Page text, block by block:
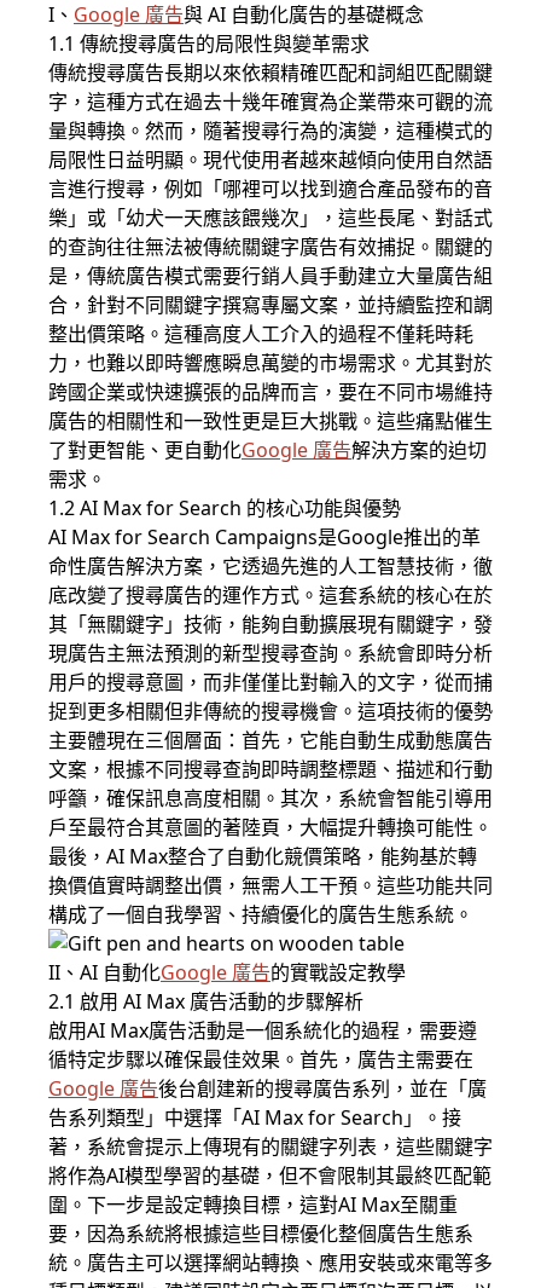
I、 Google 廣告與 AI 自動化廣告的基礎概念
1.1 傳統搜尋廣告的局限性與變革需求
傳統搜尋廣告長期以來依賴精確匹配和詞組匹配關鍵
字，這種方式在過去十幾年確實為企業帶來可觀的流
量與轉換。然而，隨著搜尋行為的演變，這種模式的
局限性日益明顯。現代使用者越來越傾向使用自然語
言進行搜尋，例如「哪裡可以找到適合產品發布的音
樂」或「幼犬一天應該餵幾次」，這些長尾、對話式
的查詢往往無法被傳統關鍵字廣告有效捕捉。關鍵的
是，傳統廣告模式需要行銷人員手動建立大量廣告組
合，針對不同關鍵字撰寫專屬文案，並持續監控和調
整出價策略。這種高度人工介入的過程不僅耗時耗
力，也難以即時響應瞬息萬變的市場需求。尤其對於
跨國企業或快速擴張的品牌而言，要在不同市場維持
廣告的相關性和一致性更是巨大挑戰。這些痛點催生
了對更智能、更自動化Google 廣告解決方案的迫切
需求。
1.2 AI Max for Search 的核心功能與優勢
AI Max for Search Campaigns是Google推出的革
命性廣告解決方案，它透過先進的人工智慧技術，徹
底改變了搜尋廣告的運作方式。這套系統的核心在於
其「無關鍵字」技術，能夠自動擴展現有關鍵字，發
現廣告主無法預測的新型搜尋查詢。系統會即時分析
用戶的搜尋意圖，而非僅僅比對輸入的文字，從而捕
捉到更多相關但非傳統的搜尋機會。這項技術的優勢
主要體現在三個層面：首先，它能自動生成動態廣告
文案，根據不同搜尋查詢即時調整標題、描述和行動
呼籲，確保訊息高度相關。其次，系統會智能引導用
戶至最符合其意圖的著陸頁，大幅提升轉換可能性。
最後，AI Max整合了自動化競價策略，能夠基於轉
換價值實時調整出價，無需人工干預。這些功能共同
構成了一個自我學習、持續優化的廣告生態系統。
II、AI 自動化Google 廣告的實戰設定教學
2.1 啟用 AI Max 廣告活動的步驟解析
啟用AI Max廣告活動是一個系統化的過程，需要遵
循特定步驟以確保最佳效果。首先，廣告主需要在
Google 廣告後台創建新的搜尋廣告系列，並在「廣
告系列類型」中選擇「AI Max for Search」。接
著，系統會提示上傳現有的關鍵字列表，這些關鍵字
將作為AI模型學習的基礎，但不會限制其最終匹配範
圍。下一步是設定轉換目標，這對AI Max至關重
要，因為系統將根據這些目標優化整個廣告生態系
統。廣告主可以選擇網站轉換、應用安裝或來電等多